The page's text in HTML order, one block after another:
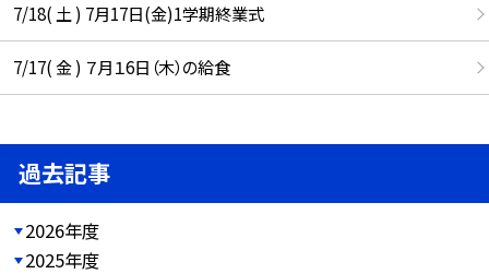
7/18( 土 ) 7月17日(金)1学期終業式
7/17( 金 ) ７月１6日（木）の給食
過去記事
2026年度
2025年度